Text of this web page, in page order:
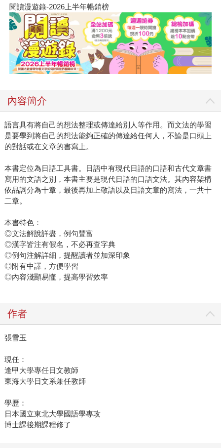
閱讀漫遊錄-2026上半年暢銷榜
內容簡介
語言具有將自己的想法整理或傳達給別人等作用。而文法的學習
是要學到將自己的想法能夠正確的傳達給任何人，不論是口頭上
的對話或在文章的書寫上。
本書定位為日語工具書。日語中有現代日語的口語和古代文章書
寫用的文語之別，本書主要是現代日語的口語文法。其內容架構
依品詞分為十章，最後再加上敬語以及日語文章的寫法，一共十
二章。
本書特色：
◎文法解說詳盡，例句豐富
◎漢字皆注有假名，不必再查字典
◎例句注解詳細，提醒讀者並加深印象
◎附有中譯，方便學習
◎內容淺顯易懂，提高學習效率
作者
張雪玉
現任：
逢甲大學專任日文教師
東海大學日文系兼任教師
學歷：
日本國立東北大學國語學專攻
博士課後期課程修了